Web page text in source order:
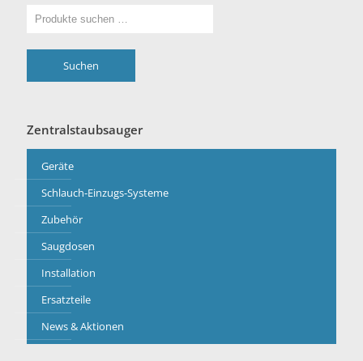
Suchen
Zentralstaubsauger
Geräte
Schlauch-Einzugs-Systeme
Zubehör
Saugdosen
Installation
Ersatzteile
News & Aktionen